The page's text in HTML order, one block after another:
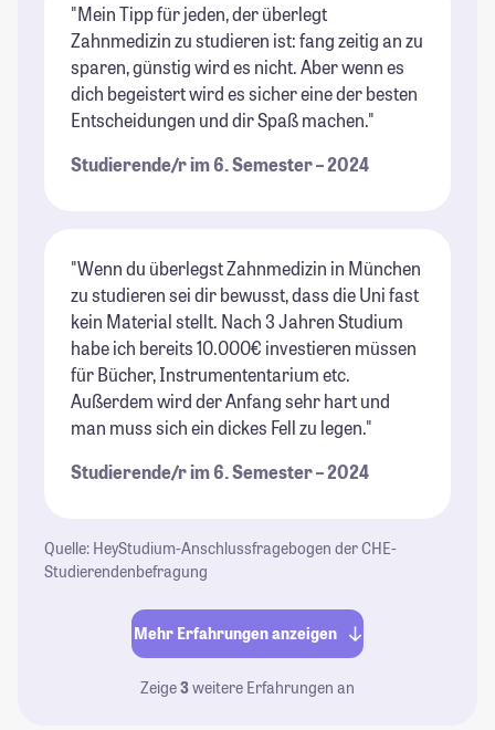
"Mein Tipp für jeden, der überlegt
Zahnmedizin zu studieren ist: fang zeitig an zu
sparen, günstig wird es nicht. Aber wenn es
dich begeistert wird es sicher eine der besten
Entscheidungen und dir Spaß machen."
Studierende/r im 6. Semester – 2024
"Wenn du überlegst Zahnmedizin in München
zu studieren sei dir bewusst, dass die Uni fast
kein Material stellt. Nach 3 Jahren Studium
habe ich bereits 10.000€ investieren müssen
für Bücher, Instrumententarium etc.
Außerdem wird der Anfang sehr hart und
man muss sich ein dickes Fell zu legen."
Studierende/r im 6. Semester – 2024
Quelle: HeyStudium-Anschlussfragebogen der CHE-
Studierendenbefragung
Mehr Erfahrungen anzeigen
Zeige3weitere Erfahrungen an